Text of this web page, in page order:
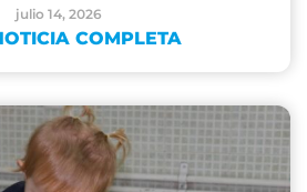
julio 14, 2026
COMPLETA